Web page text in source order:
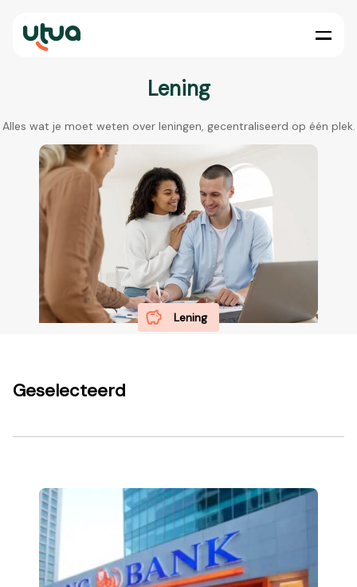
Lening
Alles wat je moet weten over leningen, gecentraliseerd op één plek.
Lening
Geselecteerd